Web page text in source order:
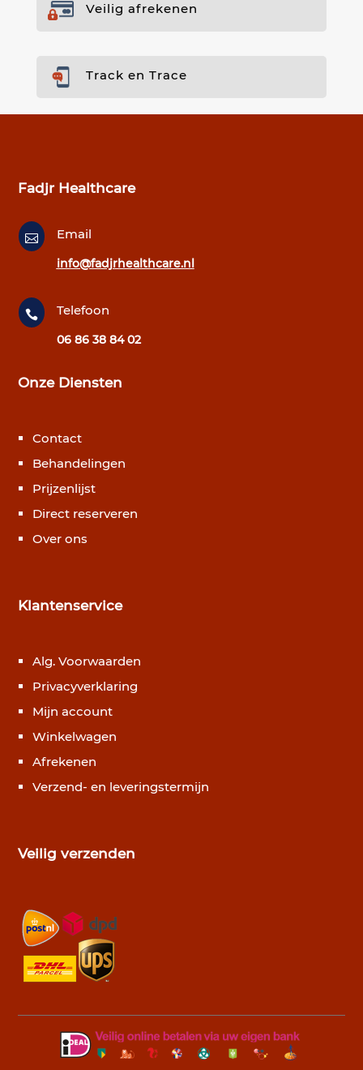
Veilig afrekenen
Track en Trace
Fadjr Healthcare
 Email
info@fadjrhealthcare.nl
 Telefoon
06 86 38 84 02
Onze Diensten
Contact
Behandelingen
Prijzenlijst
Direct reserveren
Over ons
Klantenservice
Alg. Voorwaarden
Privacyverklaring
Mijn account
Winkelwagen
Afrekenen
Verzend- en leveringstermijn
Veilig verzenden